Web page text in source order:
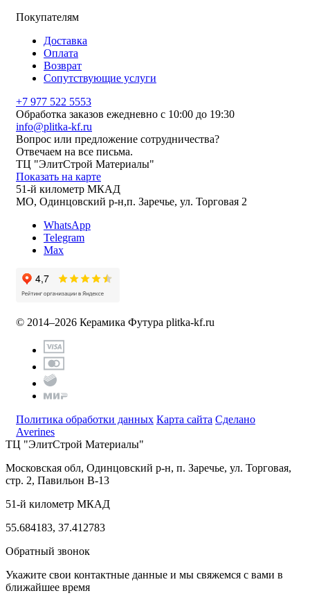
Покупателям
Доставка
Оплата
Возврат
Сопутствующие услуги
+7 977 522 5553
Обработка заказов ежедневно с 10:00 до 19:30
info@plitka-kf.ru
Вопрос или предложение сотрудничества?
Отвечаем на все письма.
ТЦ "ЭлитСтрой Материалы"
Показать на карте
51-й километр МКАД
МО, Одинцовский р-н,п. Заречье, ул. Торговая 2
WhatsApp
Telegram
Max
© 2014–2026 Керамика Футура plitka-kf.ru
Политика обработки данных Карта сайта Сделано
Averines
ТЦ "ЭлитСтрой Материалы"
Московская обл, Одинцовский р-н, п. Заречье, ул. Торговая,
стр. 2, Павильон В-13
51-й километр МКАД
55.684183, 37.412783
Обратный звонок
Укажите свои контактные данные и мы свяжемся с вами в
ближайшее время